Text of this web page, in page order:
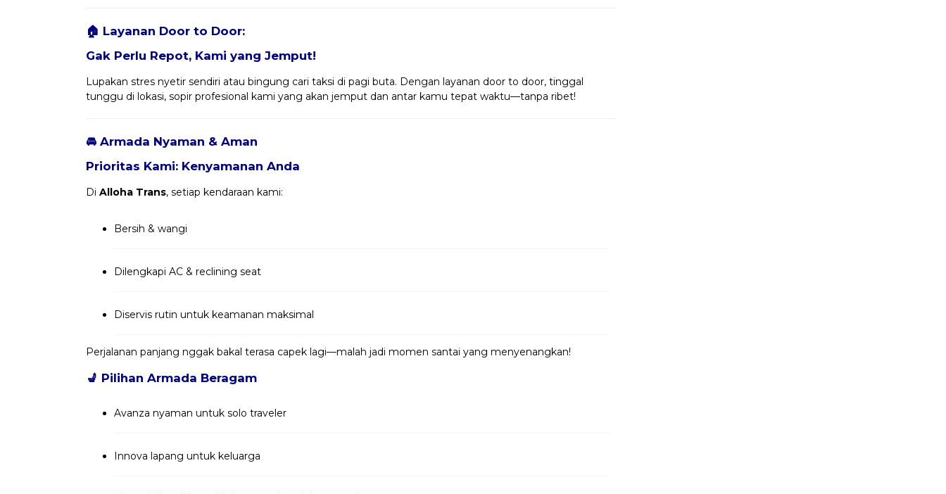
🏠 Layanan Door to Door:
Gak Perlu Repot, Kami yang Jemput!
Lupakan stres nyetir sendiri atau bingung cari taksi di pagi buta. Dengan layanan door to door, tinggal
tunggu di lokasi, sopir profesional kami yang akan jemput dan antar kamu tepat waktu—tanpa ribet!
🚘 Armada Nyaman & Aman
Prioritas Kami: Kenyamanan Anda
Di Alloha Trans, setiap kendaraan kami:
Bersih & wangi
Dilengkapi AC & reclining seat
Diservis rutin untuk keamanan maksimal
Perjalanan panjang nggak bakal terasa capek lagi—malah jadi momen santai yang menyenangkan!
💺 Pilihan Armada Beragam
Avanza nyaman untuk solo traveler
Innova lapang untuk keluarga